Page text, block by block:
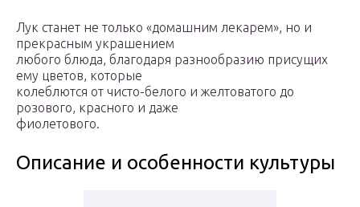
Лук станет не только «домашним лекарем», но и
прекрасным украшением
любого блюда, благодаря разнообразию присущих
ему цветов, которые
колеблются от чисто-белого и желтоватого до
розового, красного и даже
фиолетового.
Описание и особенности культуры